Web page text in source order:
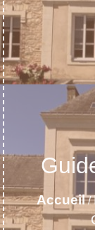
Accueil/